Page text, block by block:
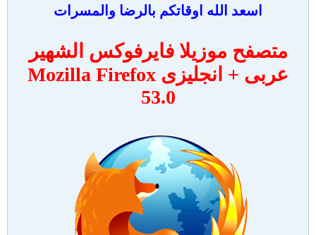
اسعد الله اوقاتكم بالرضا والمسرات
متصفح موزيلا فايرفوكس الشهير
عربى + انجليزى Mozilla Firefox
53.0